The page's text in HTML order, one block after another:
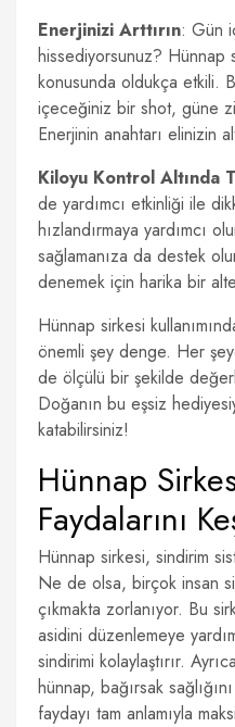
Enerjinizi Arttırın: Gün
hissediyorsunuz? Hünnap
konusunda oldukça etkili.
içeceğiniz bir shot, güne
Enerjinin anahtarı elinizin
Kiloyu Kontrol Altında
de yardımcı etkinliği ile
hızlandırmaya yardımcı
sağlamanıza da destek
denemek için harika bir
Hünnap sirkesi
önemli şey denge. Her
de ölçülü bir şekilde
Doğanın bu eşsiz
katabilirsiniz!
Hünnap
Faydalarını
Hünnap sirkesi, sindirim
Ne de olsa, birçok insan
çıkmakta zorlanıyor. Bu
asidini düzenlemeye
sindirimi kolaylaştırır.
hünnap, bağırsak
faydayı tam anlamıyla